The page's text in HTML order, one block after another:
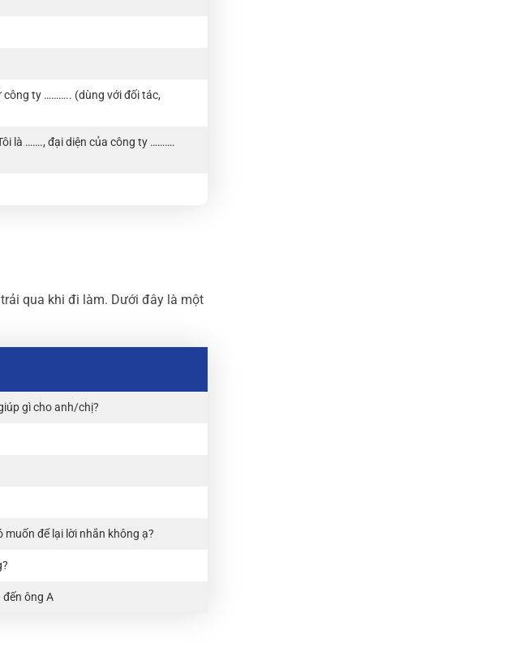
công ty ……….. (dùng với đối tác,
là ……., đại diện của công ty ……….
qua khi đi làm. Dưới đây là một
gì cho anh/chị?
để lại lời nhắn không ạ?
đến ông A